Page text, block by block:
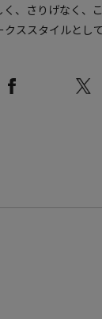
、さりげなく、
ススタイルとし